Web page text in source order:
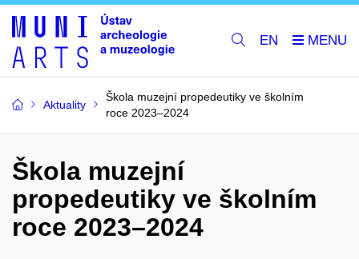
EN
Aktuality
Škola muzejní propedeutiky ve školním
roce 2023–2024
Škola muzejní
propedeutiky ve školním
roce 2023–2024